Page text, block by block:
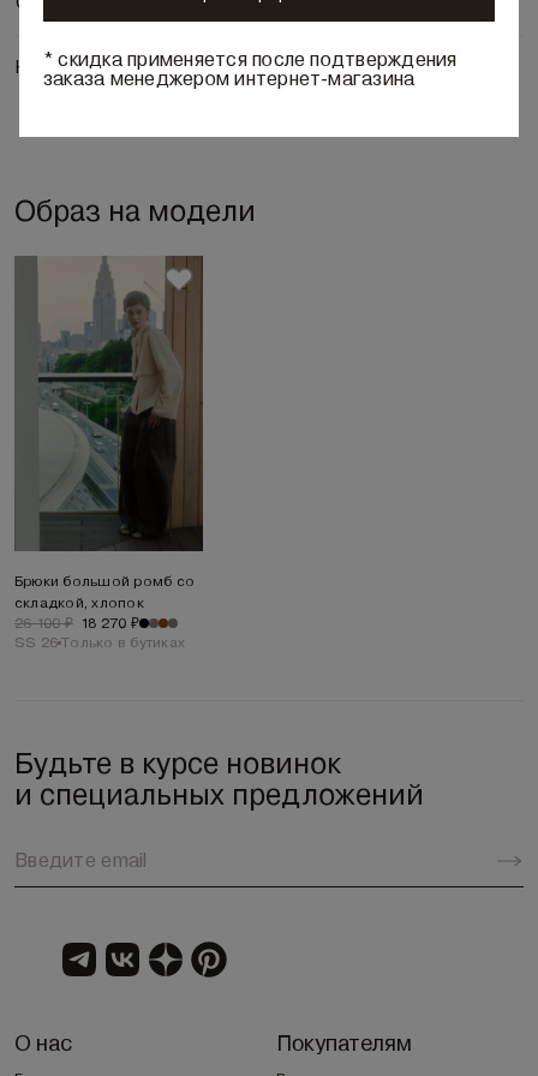
Наличие в бутиках
Образ на модели
Брюки большой ромб со
складкой, хлопок
26 100 ₽ 18 270 ₽
SS 26 Только в бутиках
Будьте в курсе новинок
и специальных предложений
О нас Покупателям
* скидка применяется после подтверждения
заказа менеджером интернет-магазина